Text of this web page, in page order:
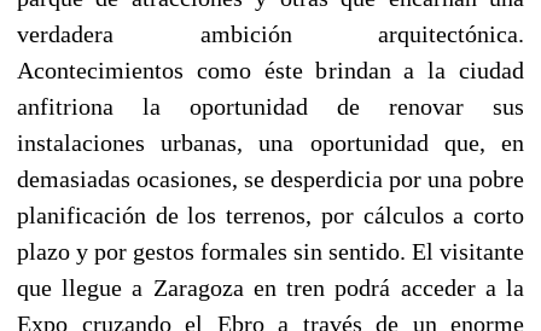
verdadera ambición arquitectónica.
Acontecimientos como éste brindan a la ciudad
anfitriona la oportunidad de renovar sus
instalaciones urbanas, una oportunidad que, en
demasiadas ocasiones, se desperdicia por una pobre
planificación de los terrenos, por cálculos a corto
plazo y por gestos formales sin sentido. El visitante
que llegue a Zaragoza en tren podrá acceder a la
Expo cruzando el Ebro a través de un enorme